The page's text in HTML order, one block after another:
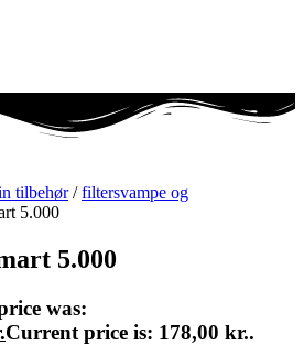
tilbehør/filtersvampe og
5.000
5.000
was:
Current price is: 178,00 kr..